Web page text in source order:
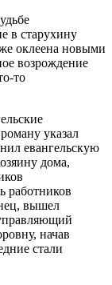
в старухину
оклеена новыми
возрождение
то
указал
евангельскую
дома,
работников
вышел
начав
стали